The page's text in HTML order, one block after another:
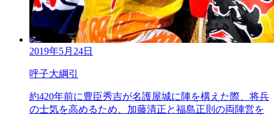
2019年5月24日
呼子大綱引
約420年前に豊臣秀吉が名護屋城に陣を構えた際、将兵
の士気を高めるため、加藤清正と福島正則の両陣営を